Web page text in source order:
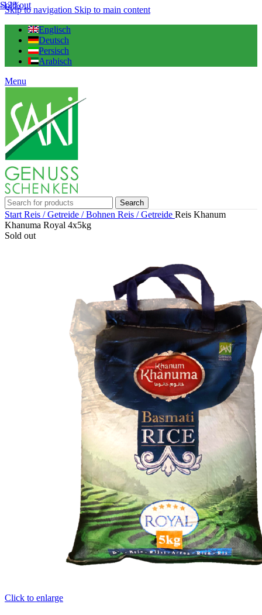
Skip to navigation Skip to main content
Englisch
Deutsch
Persisch
Arabisch
Menu
Search
Start Reis / Getreide / Bohnen Reis / Getreide Reis Khanum
Khanuma Royal 4x5kg
Sold out
Click to enlarge
-12%
Sold out